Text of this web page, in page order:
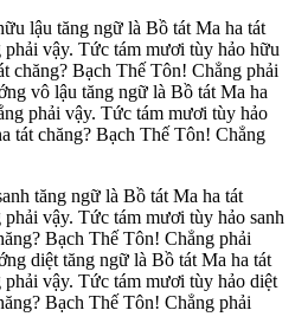
lậu tăng ngữ là Bồ tát Ma ha tát
vậy. Tức tám mươi tùy hảo hữu
chăng? Bạch Thế Tôn! Chẳng phải
vô lậu tăng ngữ là Bồ tát Ma ha
phải vậy. Tức tám mươi tùy hảo
tát chăng? Bạch Thế Tôn! Chẳng
tăng ngữ là Bồ tát Ma ha tát
vậy. Tức tám mươi tùy hảo sanh
Bạch Thế Tôn! Chẳng phải
diệt tăng ngữ là Bồ tát Ma ha tát
vậy. Tức tám mươi tùy hảo diệt
Bạch Thế Tôn! Chẳng phải